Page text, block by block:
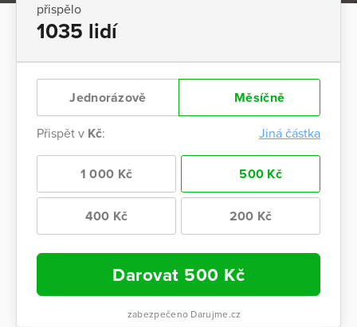
přispělo
1035 lidí
Jednorázově Měsíčně
Přispět v Kč: Jiná částka
1 000 Kč 500 Kč
400 Kč 200 Kč
Darovat 500 Kč
zabezpečeno Darujme.cz